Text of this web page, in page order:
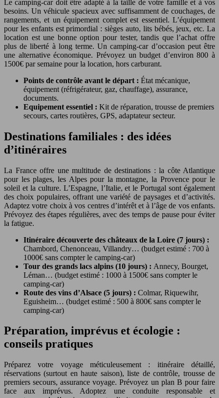
Le camping-car doit être adapté à la taille de votre famille et à vos
besoins. Un véhicule spacieux avec suffisamment de couchages, de
rangements, et un équipement complet est essentiel. L’équipement
pour les enfants est primordial : sièges auto, lits bébés, jeux, etc. La
location est une bonne option pour tester, tandis que l’achat offre
plus de liberté à long terme. Un camping-car d’occasion peut être
une alternative économique. Prévoyez un budget d’environ 800 à
1500€ par semaine pour la location, hors carburant.
Points de contrôle avant le départ : État mécanique,
équipement (réfrigérateur, gaz, chauffage), assurance,
documents.
Equipement essentiel : Kit de réparation, trousse de premiers
secours, cartes routières, GPS, adaptateur secteur.
Destinations familiales : des idées
d’itinéraires
La France offre une multitude de destinations : la côte Atlantique
pour les plages, les Alpes pour la montagne, la Provence pour le
soleil et la culture. L’Espagne, l’Italie, et le Portugal sont également
des choix populaires, offrant une variété de paysages et d’activités.
Adaptez votre choix à vos centres d’intérêt et à l’âge de vos enfants.
Prévoyez des étapes régulières, avec des temps de pause pour éviter
la fatigue.
Itinéraire découverte des châteaux de la Loire (7 jours) :
Chambord, Chenonceau, Villandry… (budget estimé : 700 à
1000€ sans compter le camping-car)
Tour des grands lacs alpins (10 jours) : Annecy, Bourget,
Léman… (budget estimé : 1000 à 1500€ sans compter le
camping-car)
Route des vins d’Alsace (5 jours) : Colmar, Riquewihr,
Eguisheim… (budget estimé : 500 à 800€ sans compter le
camping-car)
Préparation, imprévus et écologie :
conseils pratiques
Préparez votre voyage méticuleusement : itinéraire détaillé,
réservations (surtout en haute saison), liste de contrôle, trousse de
premiers secours, assurance voyage. Prévoyez un plan B pour faire
face aux imprévus. Adoptez une conduite responsable et